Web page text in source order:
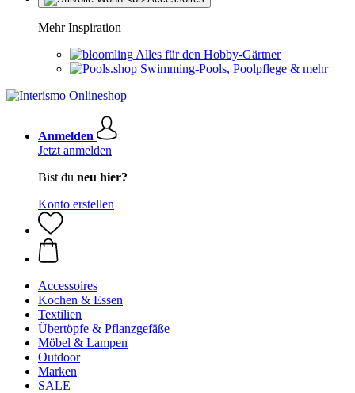
Mehr Inspiration
Alles für den Hobby-Gärtner
Swimming-Pools, Poolpflege & mehr
Anmelden
Jetzt anmelden
Bist du neu hier?
Konto erstellen
Accessoires
Kochen & Essen
Textilien
Übertöpfe & Pflanzgefäße
Möbel & Lampen
Outdoor
Marken
SALE